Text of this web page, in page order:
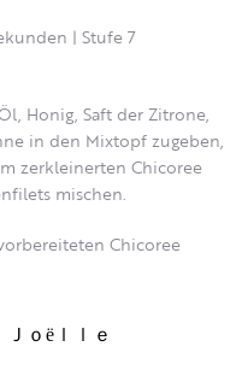
| Stufe 7
Honig, Saft der Zitrone,
in den Mixtopf zugeben,
zerkleinerten Chicoree
mischen.
Chicoree
ｏëｌｌｅ